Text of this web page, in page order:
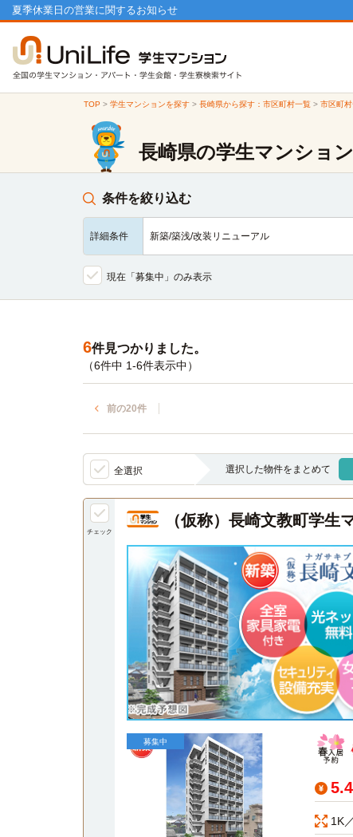
夏季休業日の営業に関するお知らせ
TOP > 学生マンションを探す> 長崎県から探す：市区町村一覧> 市区町
長崎県の学生マンショ
条件を絞り込む
詳細条件 新築/築浅/改装リニューアル
現在「募集中」のみ表示
6件見つかりました。
（6件中 1-6件表示中）
前の20件
全選択 選択した物件をまとめて
チェック
（仮称）長崎文教町学生
募集中
1K